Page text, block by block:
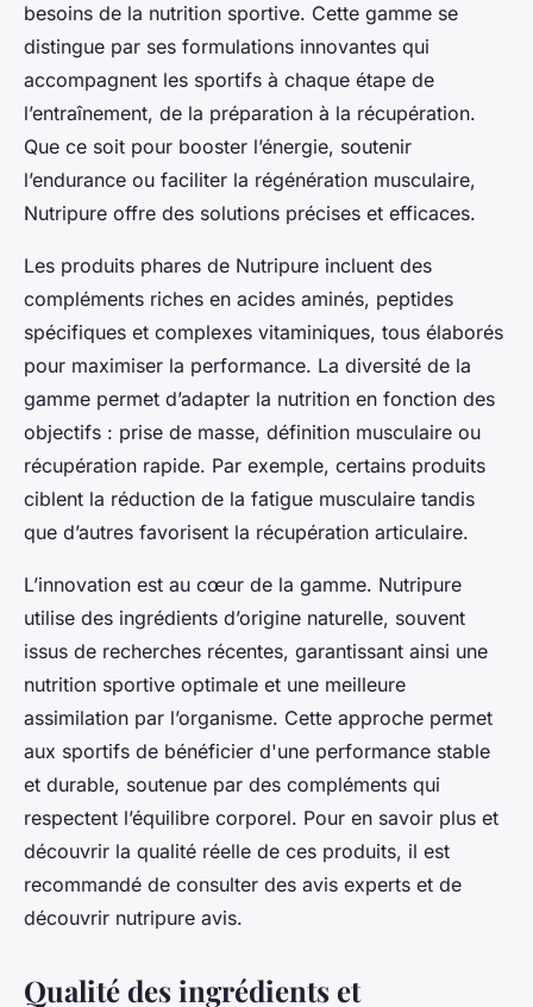
besoins de la nutrition sportive. Cette gamme se
distingue par ses formulations innovantes qui
accompagnent les sportifs à chaque étape de
l’entraînement, de la préparation à la récupération.
Que ce soit pour booster l’énergie, soutenir
l’endurance ou faciliter la régénération musculaire,
Nutripure offre des solutions précises et efficaces.
Les produits phares de Nutripure incluent des
compléments riches en acides aminés, peptides
spécifiques et complexes vitaminiques, tous élaborés
pour maximiser la performance. La diversité de la
gamme permet d’adapter la nutrition en fonction des
objectifs : prise de masse, définition musculaire ou
récupération rapide. Par exemple, certains produits
ciblent la réduction de la fatigue musculaire tandis
que d’autres favorisent la récupération articulaire.
L’innovation est au cœur de la gamme. Nutripure
utilise des ingrédients d’origine naturelle, souvent
issus de recherches récentes, garantissant ainsi une
nutrition sportive optimale et une meilleure
assimilation par l’organisme. Cette approche permet
aux sportifs de bénéficier d'une performance stable
et durable, soutenue par des compléments qui
respectent l’équilibre corporel. Pour en savoir plus et
découvrir la qualité réelle de ces produits, il est
recommandé de consulter des avis experts et de
découvrir nutripure avis.
Qualité des ingrédients et